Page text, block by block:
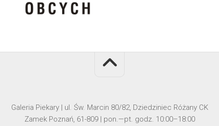
Galeria Piekary | ul. Św. Marcin 80/82, Dziedziniec Różany CK
Zamek Poznań, 61-809 | pon.—pt. godz. 10:00–18:00